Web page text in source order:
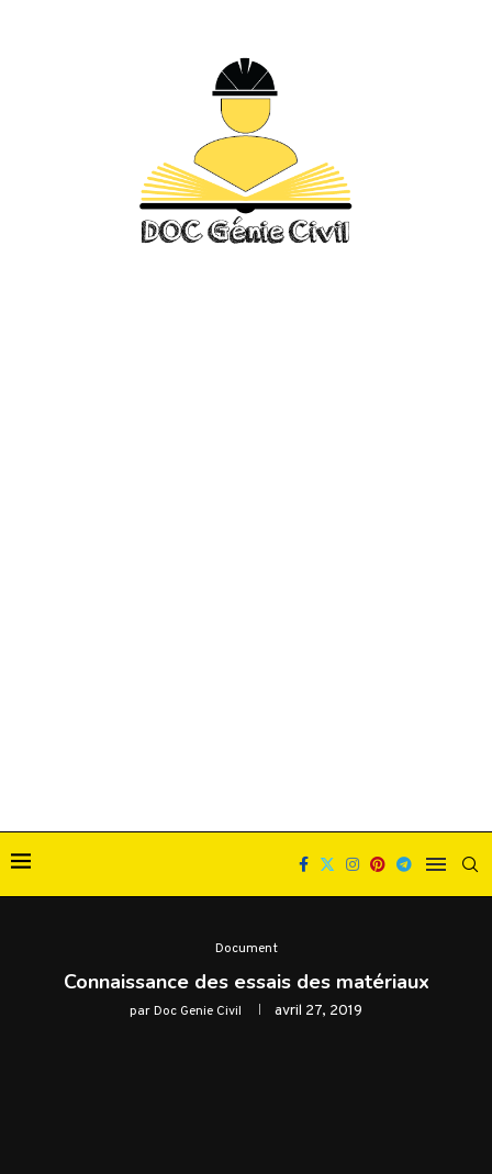
Document
Connaissance des essais des matériaux
parDoc Genie Civil avril 27, 2019